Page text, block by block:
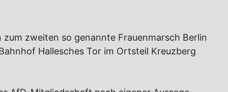
zweiten so genannte Frauenmarsch Berlin
Hallesches Tor im Ortsteil Kreuzberg